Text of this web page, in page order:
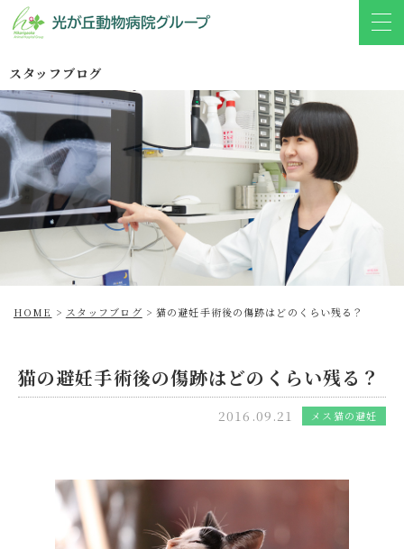
スタッフブログ
HOME > スタッフブログ >猫の避妊手術後の傷跡はどのくらい残る？
猫の避妊手術後の傷跡はどのくらい残る？
2016.09.21 メス猫の避妊